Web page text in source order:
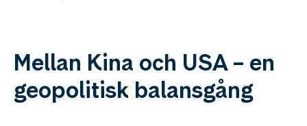
Mellan Kina och USA – en
geopolitisk balansgång